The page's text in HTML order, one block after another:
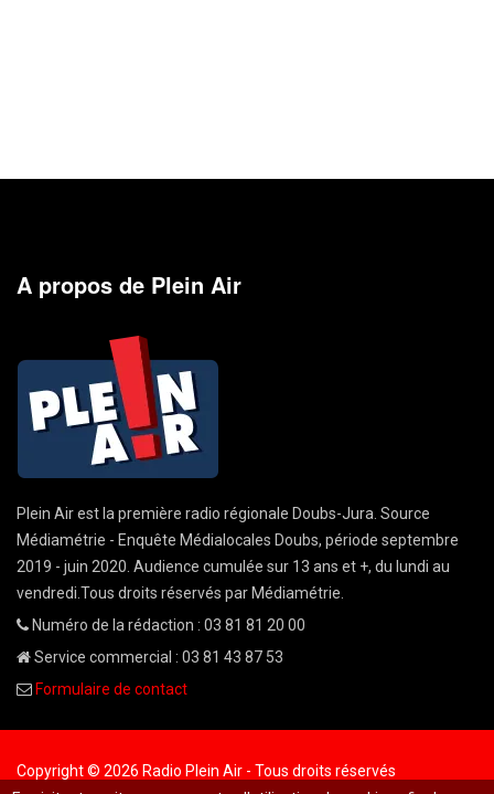
A propos de Plein Air
Plein Air est la première radio régionale Doubs-Jura. Source
Médiamétrie - Enquête Médialocales Doubs, période septembre
2019 - juin 2020. Audience cumulée sur 13 ans et +, du lundi au
vendredi.Tous droits réservés par Médiamétrie.
Numéro de la rédaction : 03 81 81 20 00
Service commercial : 03 81 43 87 53
Formulaire de contact
Copyright © 2026 Radio Plein Air - Tous droits réservés